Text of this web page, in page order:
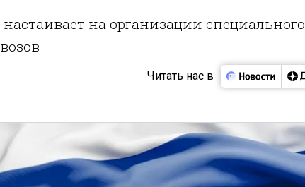
на организации специального
Читать нас в